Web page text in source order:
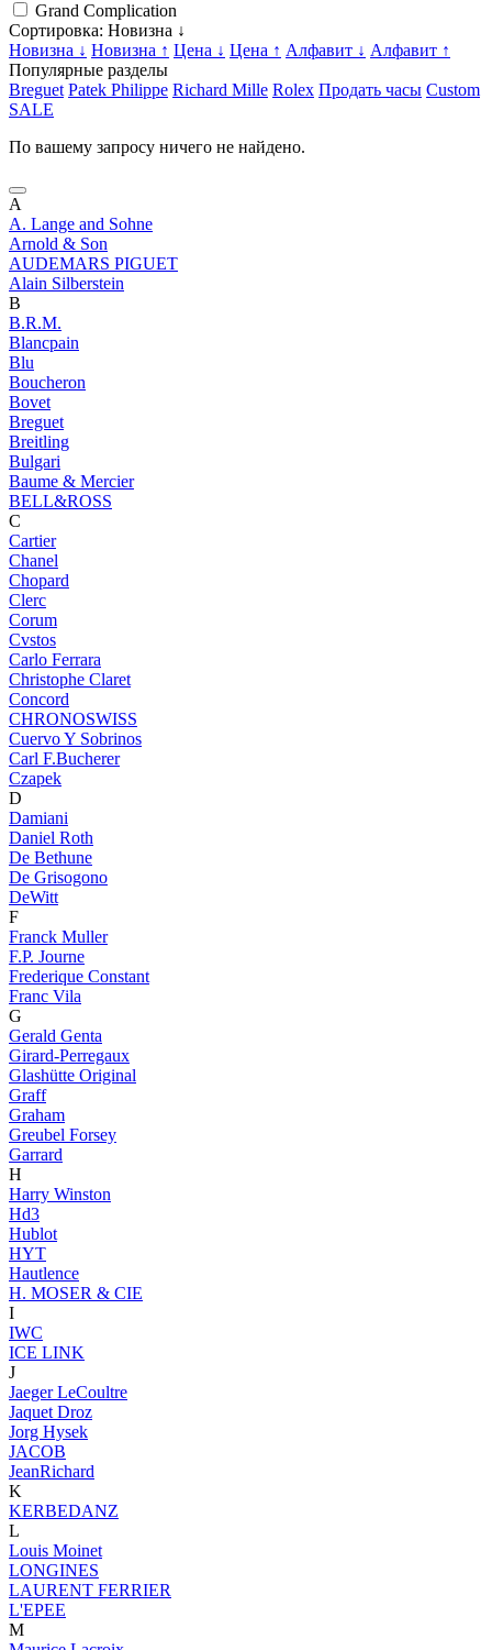
Grand Complication
Сортировка: Новизна ↓
Новизна ↓ Новизна ↑ Цена ↓ Цена ↑ Алфавит ↓ Алфавит ↑
Популярные разделы
Breguet Patek Philippe Richard Mille Rolex Продать часы Custom
SALE
По вашему запросу ничего не найдено.
A
A. Lange and Sohne
Arnold & Son
AUDEMARS PIGUET
Alain Silberstein
B
B.R.M.
Blancpain
Blu
Boucheron
Bovet
Breguet
Breitling
Bulgari
Baume & Mercier
BELL&ROSS
C
Cartier
Chanel
Chopard
Clerc
Corum
Cvstos
Carlo Ferrara
Christophe Claret
Concord
CHRONOSWISS
Cuervo Y Sobrinos
Carl F.Bucherer
Czapek
D
Damiani
Daniel Roth
De Bethune
De Grisogono
DeWitt
F
Franck Muller
F.P. Journe
Frederique Constant
Franc Vila
G
Gerald Genta
Girard-Perregaux
Glashütte Original
Graff
Graham
Greubel Forsey
Garrard
H
Harry Winston
Hd3
Hublot
HYT
Hautlence
H. MOSER & CIE
I
IWC
ICE LINK
J
Jaeger LeCoultre
Jaquet Droz
Jorg Hysek
JACOB
JeanRichard
K
KERBEDANZ
L
Louis Moinet
LONGINES
LAURENT FERRIER
L'EPEE
M